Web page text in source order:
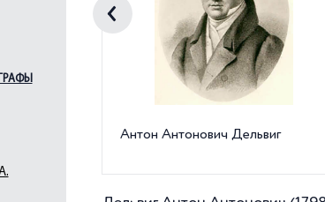
Антон Антонович Дельвиг